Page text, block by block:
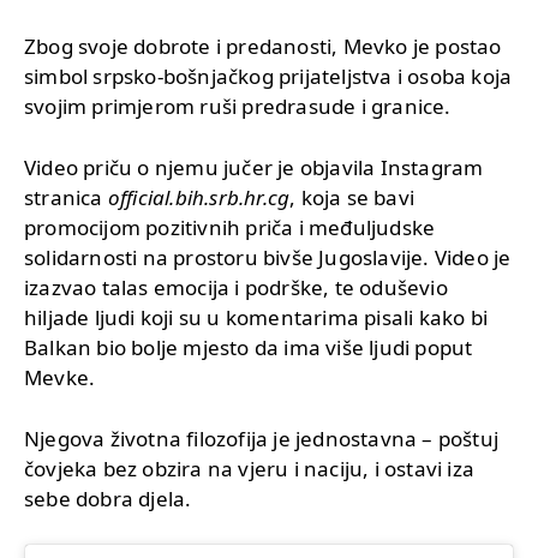
Zbog svoje dobrote i predanosti, Mevko je postao
simbol srpsko-bošnjačkog prijateljstva i osoba koja
svojim primjerom ruši predrasude i granice.
Video priču o njemu jučer je objavila Instagram
stranica official.bih.srb.hr.cg, koja se bavi
promocijom pozitivnih priča i međuljudske
solidarnosti na prostoru bivše Jugoslavije. Video je
izazvao talas emocija i podrške, te oduševio
hiljade ljudi koji su u komentarima pisali kako bi
Balkan bio bolje mjesto da ima više ljudi poput
Mevke.
Njegova životna filozofija je jednostavna – poštuj
čovjeka bez obzira na vjeru i naciju, i ostavi iza
sebe dobra djela.